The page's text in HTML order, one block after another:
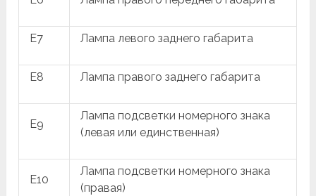
E7 Лампа левого заднего габарита
E8 Лампа правого заднего габарита
E9
Лампа подсветки номерного знака
(левая или единственная)
E10
Лампа подсветки номерного знака
(правая)